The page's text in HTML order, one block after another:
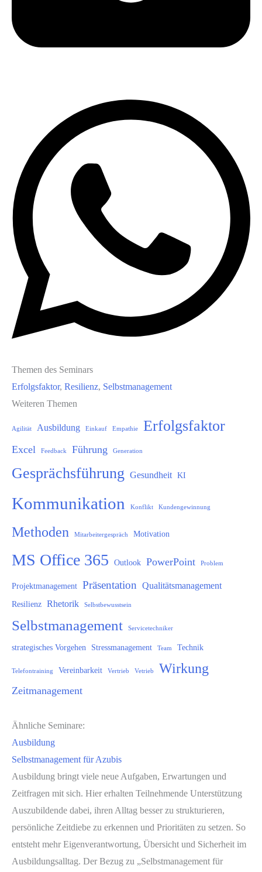
Themen des Seminars
Erfolgsfaktor, Resilienz, Selbstmanagement
Weiteren Themen
Agilität Ausbildung Einkauf Empathie Erfolgsfaktor
Excel Feedback Führung Generation
Gesprächsführung Gesundheit KI
Kommunikation Konflikt Kundengewinnung
Methoden Mitarbeitergespräch Motivation
MS Office 365 Outlook PowerPoint Problem
Projektmanagement Präsentation Qualitätsmanagement
Resilienz Rhetorik Selbstbewusstsein
Selbstmanagement Servicetechniker
strategisches Vorgehen Stressmanagement Team Technik
Telefontraining Vereinbarkeit Vertrieb Vetrieb Wirkung
Zeitmanagement
Ähnliche Seminare:
Ausbildung
Selbstmanagement für Azubis
Ausbildung bringt viele neue Aufgaben, Erwartungen und
Zeitfragen mit sich. Hier erhalten Teilnehmende Unterstützung
Auszubildende dabei, ihren Alltag besser zu strukturieren,
persönliche Zeitdiebe zu erkennen und Prioritäten zu setzen. So
entsteht mehr Eigenverantwortung, Übersicht und Sicherheit im
Ausbildungsalltag. Der Bezug zu „Selbstmanagement für